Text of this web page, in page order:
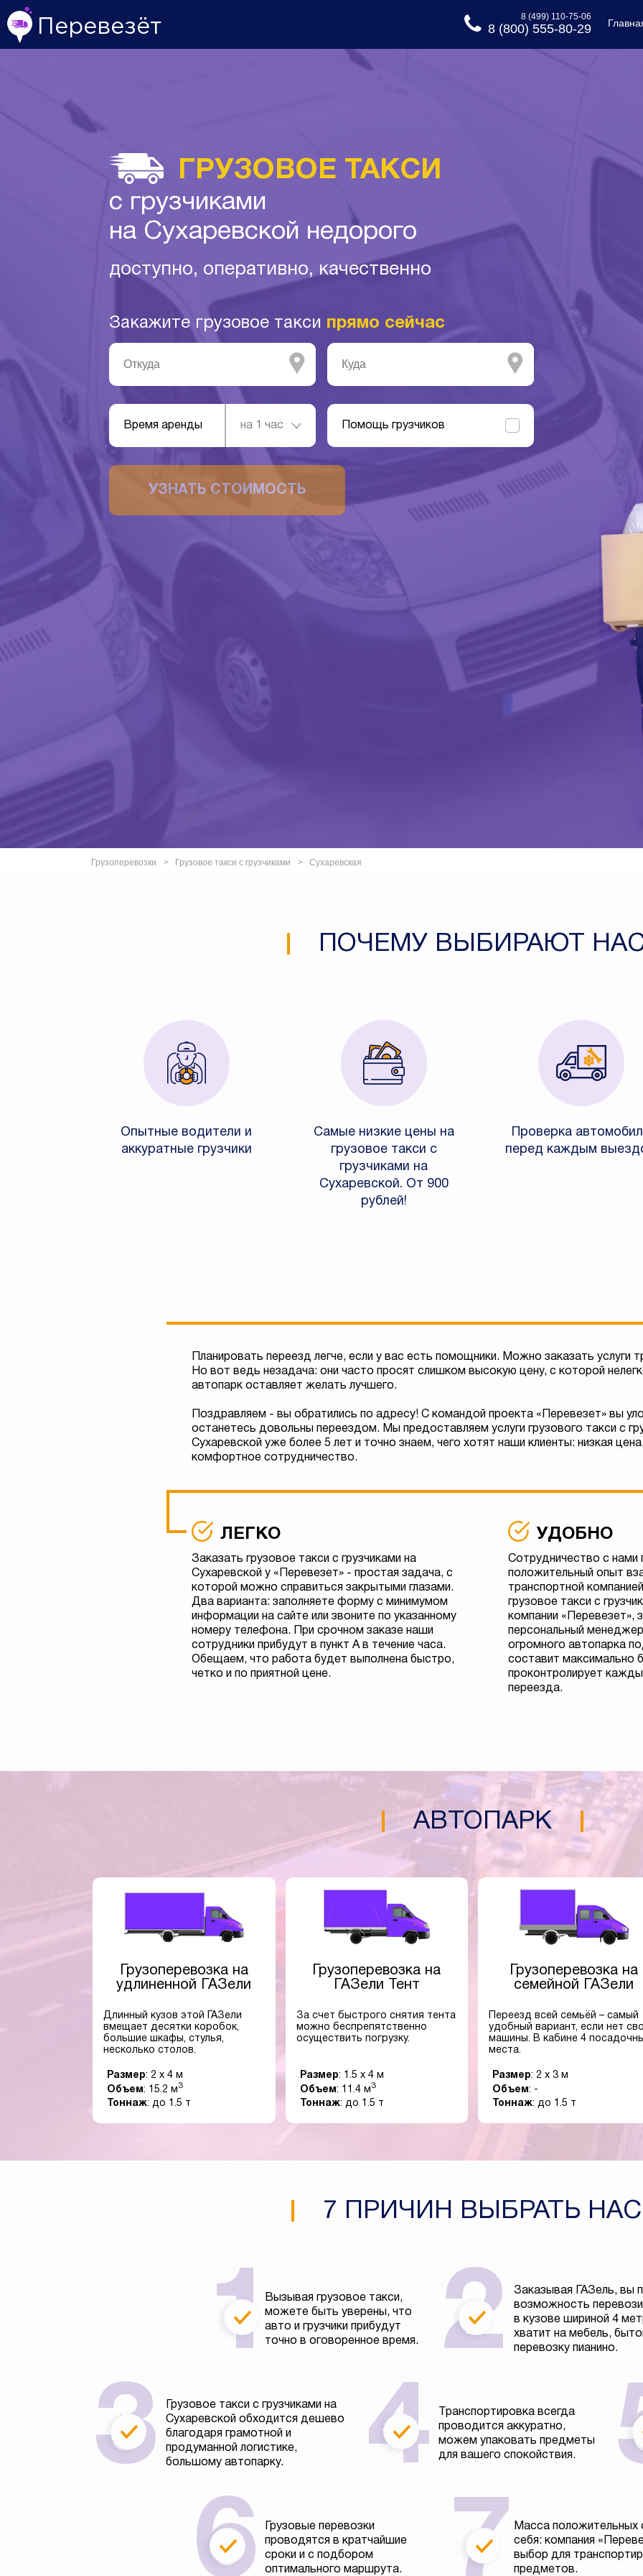
Перевезёт
8 (499) 110-75-06
8 (800) 555-80-29
ГРУЗОВОЕ ТАКСИ
с грузчиками
на Сухаревской недорого
доступно, оперативно, качественно
Закажите грузовое такси прямо сейчас
Время аренды на 1 час Помощь грузчиков
УЗНАТЬ СТОИМОСТЬ
Грузоперевозки Грузовое такси с грузчиками Сухаревская
ПОЧЕМУ ВЫБИРАЮТ
Опытные водители и
аккуратные грузчики
Самые низкие цены на
грузовое такси с
грузчиками на
Сухаревской. От 900
рублей!
Проверка
перед каждым
Планировать переезд легче, если у вас есть помощники. Можно заказать услуги
Но вот ведь незадача: они часто просят слишком высокую цену, с которой
автопарк оставляет желать лучшего.
Поздравляем - вы обратились по адресу! С командой проекта «Перевезет» вы
останетесь довольны переездом. Мы предоставляем услуги грузового такси с
Сухаревской уже более 5 лет и точно знаем, чего хотят наши клиенты: низкая
комфортное сотрудничество.
ЛЕГКО
Заказать грузовое такси с грузчиками на
Сухаревской у «Перевезет» - простая задача, с
которой можно справиться закрытыми глазами.
Два варианта: заполняете форму с минимумом
информации на сайте или звоните по указанному
номеру телефона. При срочном заказе наши
сотрудники прибудут в пункт А в течение часа.
Обещаем, что работа будет выполнена быстро,
четко и по приятной цене.
УДОБНО
Сотрудничество с нами
положительный опыт
транспортной
грузовое такси с
компании «Перевезет»,
персональный
огромного автопарка
составит максимально
проконтролирует
переезда.
АВТОПАРК
Грузоперевозка на
удлиненной ГАЗели
Длинный кузов этой ГАЗели
вмещает десятки коробок,
большие шкафы, стулья,
несколько столов.
Размер: 2 x 4 м
Объем: 15.2 м 3
Тоннаж: до 1.5 т
Грузоперевозка на
ГАЗели Тент
За счет быстрого снятия тента
можно беспрепятственно
осуществить погрузку.
Размер: 1.5 x 4 м
Объем: 11.4 м 3
Тоннаж: до 1.5 т
Грузоперевозка на
семейной ГАЗели
Переезд всей семьёй – самый
удобный вариант, если нет
машины. В кабине 4
места.
Размер: 2 x 3 м
Объем: -
Тоннаж: до 1.5 т
7 ПРИЧИН ВЫБРАТЬ НАС
Вызывая грузовое такси,
можете быть уверены, что
авто и грузчики прибудут
точно в оговоренное время.
Заказывая ГАЗель, вы
возможность
в кузове шириной 4
хватит на мебель,
перевозку пианино.
Грузовое такси с грузчиками на
Сухаревской обходится дешево
благодаря грамотной и
продуманной логистике,
большому автопарку.
Транспортировка всегда
проводится аккуратно,
можем упаковать предметы
для вашего спокойствия.
Грузовые перевозки
проводятся в кратчайшие
сроки и с подбором
оптимального маршрута.
Масса положительных
себя: компания
выбор для
предметов.